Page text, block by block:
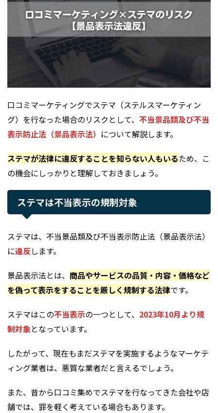
口コミマーケティングでステマ（ステルスマーケティン
グ）を行なった場合のリスクとして、 不当景品類及び不当
表示防止法（景品表示法） について解説します。
ステマが法律に違反することを知らない人もいるため、こ
の機会にしっかりと理解しておきましょう。
ステマは不当表示の規制対象
ステマは、不当景品類及び不当表示防止法（景品表示法）
に違反します。
景品表示法とは、 商品やサービスの品質・内容・価格など
を偽って表示をすることを厳しく規制する法律です。
ステマはこの不当表示の一つとして、 2023年10月より規
制対象となっています。
したがって、現在もまだステマを実施するようなマーケテ
ィング業者は、悪質な業者だと言えるでしょう。
また、昔から口コミ集めでステマを行なってきた会社や店
舗では、罪を軽く考えている場合もあります。